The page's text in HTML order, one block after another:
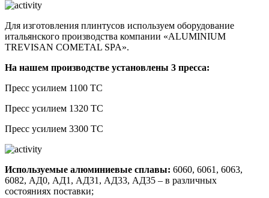
Для изготовления плинтусов используем оборудование
итальянского производства компании «ALUMINIUM
TREVISAN COMETAL SPA».
На нашем производстве установлены 3 пресса:
Пресс усилием 1100 ТС
Пресс усилием 1320 ТС
Пресс усилием 3300 ТС
Используемые алюминиевые сплавы: 6060, 6061, 6063,
6082, АД0, АД1, АД31, АД33, АД35 – в различных
состояниях поставки;